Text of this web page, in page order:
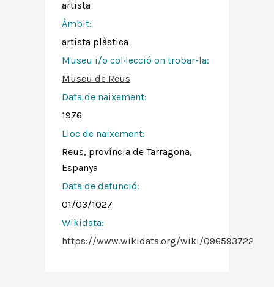
artista
Àmbit:
artista plàstica
Museu i/o col·lecció on trobar-la:
Museu de Reus
Data de naixement:
1976
Lloc de naixement:
Reus, província de Tarragona,
Espanya
Data de defunció:
01/03/1027
Wikidata:
https://www.wikidata.org/wiki/Q96593722